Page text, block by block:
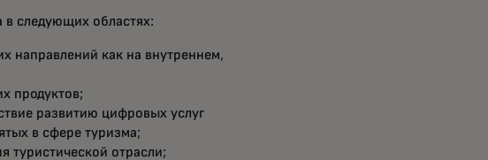
в следующих областях:
направлений как на внутреннем,
продуктов;
развитию цифровых услуг
в сфере туризма;
туристической отрасли;